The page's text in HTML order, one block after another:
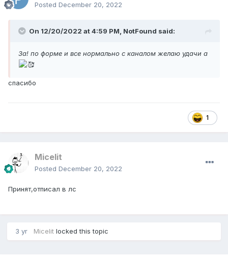
Posted December 20, 2022
On 12/20/2022 at 4:59 PM, NotFound said:
За! по форме и все нормально с каналом желаю удачи а
спасибо
1
Micelit
Posted December 20, 2022
Принят,отписал в лс
3 yr Micelit locked this topic